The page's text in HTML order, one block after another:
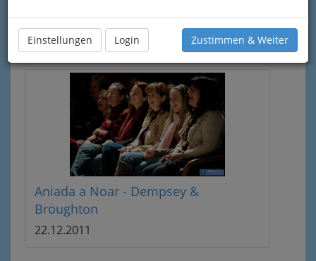
Einstellungen Login Zustimmen & Weiter
Aniada a Noar - Dempsey &
Broughton
22.12.2011